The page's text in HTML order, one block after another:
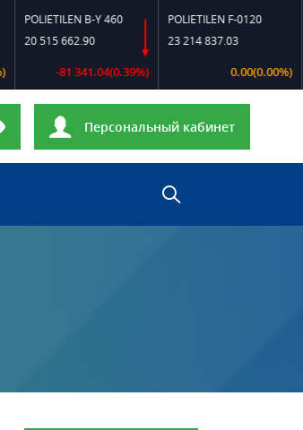
B-Y 460
662.90
-81 341.04(0.39%)
POLIETILEN F-0120
23 214 837.03
0.00(0.00%)
Персональный кабинет